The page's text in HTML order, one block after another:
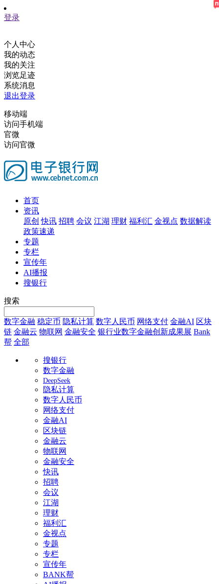
登录
个人中心
我的动态
我的关注
浏览足迹
系统消息
退出登录
移动端
访问手机端
官微
访问官微
首页
资讯
原创 快讯 招聘 会议 江湖 理财 福利汇 金视点 数据解读
政策速递
专题
专栏
宣传年
AI播报
搜银行
搜索
数字金融 稳定币 隐私计算 数字人民币 网络支付 金融AI 区块
链 金融云 物联网 金融安全 银行业数字金融创新成果展 Bank
帮 全部
搜银行
数字金融
DeepSeek
隐私计算
数字人民币
网络支付
金融AI
区块链
金融云
物联网
金融安全
快讯
招聘
会议
江湖
理财
福利汇
金视点
专题
专栏
宣传年
BANK帮